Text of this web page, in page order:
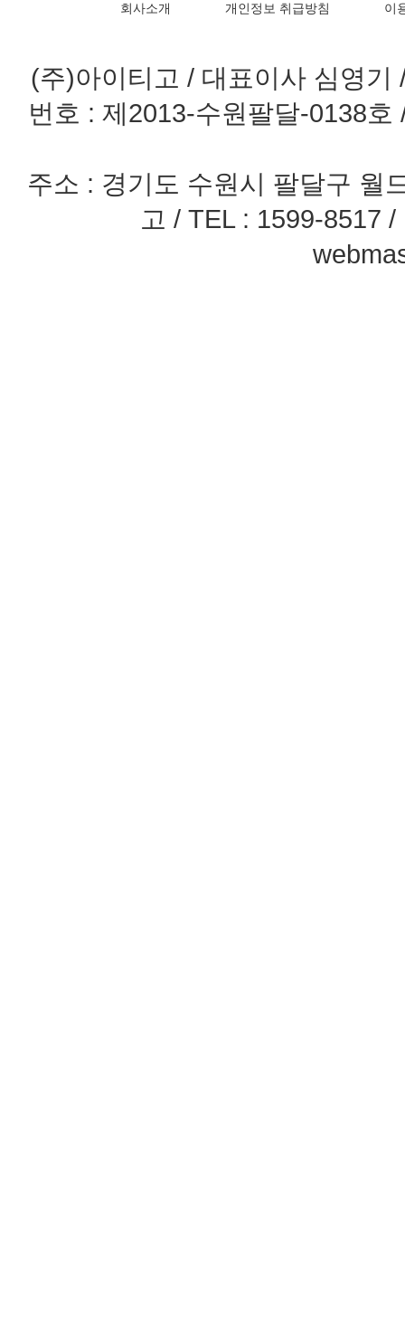
회사소개 개인정보 취급방침 이
(주)아이티고 / 대표이사 심영
번호 : 제2013-수원팔달-0138
주소 : 경기도 수원시 팔달구 월
고 / TEL : 1599-8517